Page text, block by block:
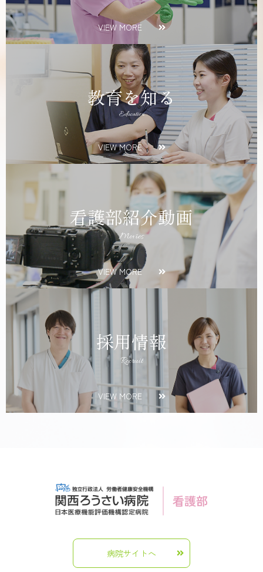
VIEW MORE
教育を知る
Education
VIEW MORE
看護部紹介動画
Movies
VIEW MORE
採用情報
Recruit
VIEW MORE
病院サイトへ